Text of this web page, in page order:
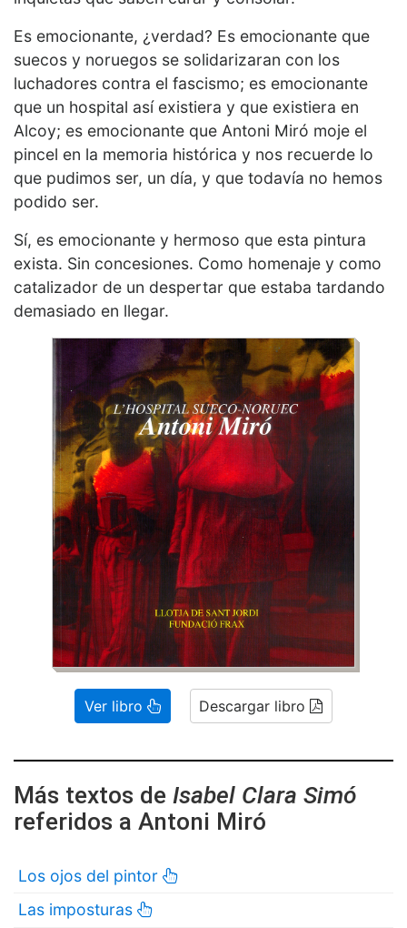
Es emocionante, ¿verdad? Es emocionante que
suecos y noruegos se solidarizaran con los
luchadores contra el fascismo; es emocionante
que un hospital así existiera y que existiera en
Alcoy; es emocionante que Antoni Miró moje el
pincel en la memoria histórica y nos recuerde lo
que pudimos ser, un día, y que todavía no hemos
podido ser.
Sí, es emocionante y hermoso que esta pintura
exista. Sin concesiones. Como homenaje y como
catalizador de un despertar que estaba tardando
demasiado en llegar.
Ver libro Descargar libro
Más textos de Isabel Clara Simó
referidos a Antoni Miró
Los ojos del pintor
Las imposturas